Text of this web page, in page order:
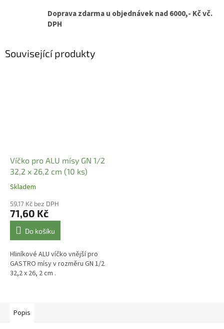
Doprava zdarma u objednávek nad 6000,- Kč vč.
DPH
Související produkty
Víčko pro ALU mísy GN 1/2
32,2 x 26,2 cm (10 ks)
Skladem
59,17 Kč bez DPH
71,60 Kč
Do košíku
Hliníkové ALU víčko vnější pro
GASTRO mísy v rozměru GN 1/2
32,2 x 26, 2 cm .
Popis